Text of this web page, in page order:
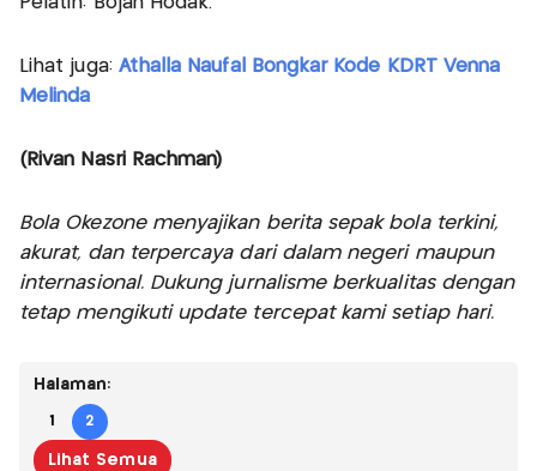
Lihat juga: Athalla Naufal Bongkar Kode KDRT Venna
Melinda
(Rivan Nasri Rachman)
Bola Okezone menyajikan berita sepak bola terkini,
akurat, dan terpercaya dari dalam negeri maupun
internasional. Dukung jurnalisme berkualitas dengan
tetap mengikuti update tercepat kami setiap hari.
Halaman:
1 2
Lihat Semua